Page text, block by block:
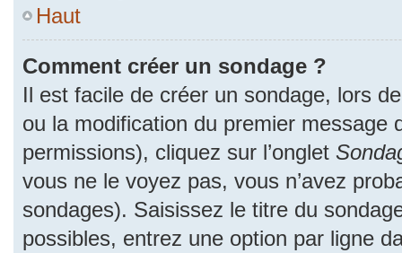
Haut
Comment créer un sondage ?
Il est facile de créer un sondage, lors
ou la modification du premier message
permissions), cliquez sur l’onglet
vous ne le voyez pas, vous n’avez
sondages). Saisissez le titre du
possibles, entrez une option par ligne